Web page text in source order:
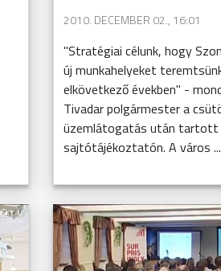
2010. DECEMBER 02., 16:01
"Stratégiai célunk, hogy
új munkahelyeket
elkövetkező években" -
Tivadar polgármester a
üzemlátogatás után tartott
sajtótájékoztatón. A város